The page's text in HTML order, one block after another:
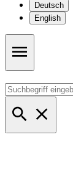
Deutsch
English